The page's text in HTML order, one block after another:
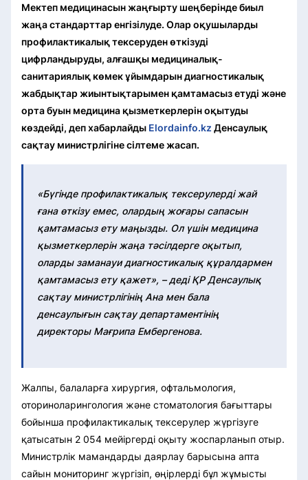
Мектеп медицинасын жаңғырту шеңберінде биыл
жаңа стандарттар енгізілуде. Олар оқушыларды
профилактикалық тексеруден өткізуді
цифрландыруды, алғашқы медициналық-
санитариялық көмек ұйымдарын диагностикалық
жабдықтар жиынтықтарымен қамтамасыз етуді және
орта буын медицина қызметкерлерін оқытуды
көздейді, деп хабарлайды Elordainfo.kz Денсаулық
сақтау министрлігіне сілтеме жасап.
«Бүгінде профилактикалық тексерулерді жай
ғана өткізу емес, олардың жоғары сапасын
қамтамасыз ету маңызды. Ол үшін медицина
қызметкерлерін жаңа тәсілдерге оқытып,
оларды заманауи диагностикалық құралдармен
қамтамасыз ету қажет», – деді ҚР Денсаулық
сақтау министрлігінің Ана мен бала
денсаулығын сақтау департаментінің
директоры Мағрипа Ембергенова.
Жалпы, балаларға хирургия, офтальмология,
оториноларингология және стоматология бағыттары
бойынша профилактикалық тексерулер жүргізуге
қатысатын 2 054 мейіргерді оқыту жоспарланып отыр.
Министрлік мамандарды даярлау барысына апта
сайын мониторинг жүргізіп, өңірлерді бұл жұмысты